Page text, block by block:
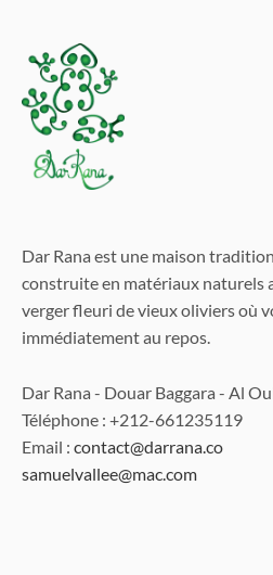
Dar Rana est une maison
construite en matériaux naturels
verger fleuri de vieux oliviers où
immédiatement au repos.
Dar Rana - Douar Baggara - Al
Téléphone : +212-661235119
Email : contact@darrana.co
samuelvallee@mac.com